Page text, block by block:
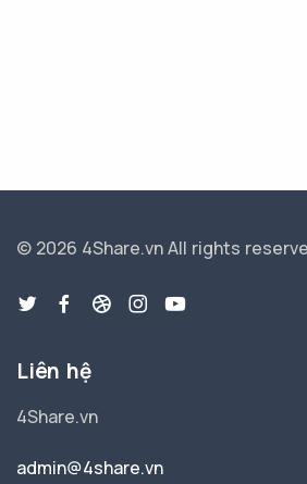
© 2026 4Share.vnAll rights
Liên hệ
4Share.vn
admin@4share.vn